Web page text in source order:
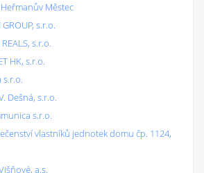
Městec
GROUP, s.r.o.
s.r.o.
HK, s.r.o.
s.r.o.
Dešná, s.r.o.
s.r.o.
vlastníků jednotek domu čp. 1124,
a.s.